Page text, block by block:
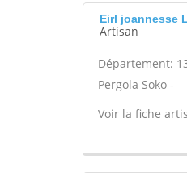
Eirl joannesse
Artisan
Département:
Pergola Soko -
Voir la fiche